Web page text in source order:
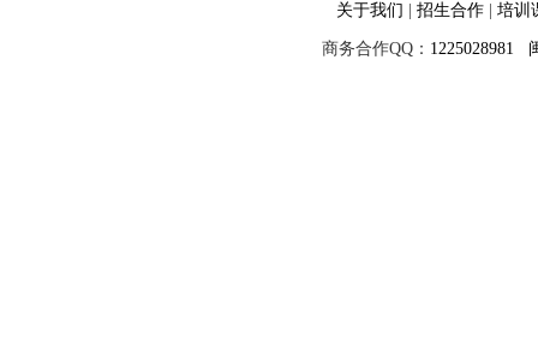
关于我们 招生合作 培训
商务合作QQ： 1225028981